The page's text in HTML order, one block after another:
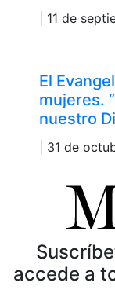
| 11 de
El
mujeres.
nuestro
| 31 de
accede a